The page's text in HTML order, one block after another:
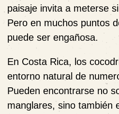
paisaje invita a meterse
Pero en muchos puntos
puede ser engañosa.
En Costa Rica, los
entorno natural de
Pueden encontrarse no
manglares, sino también